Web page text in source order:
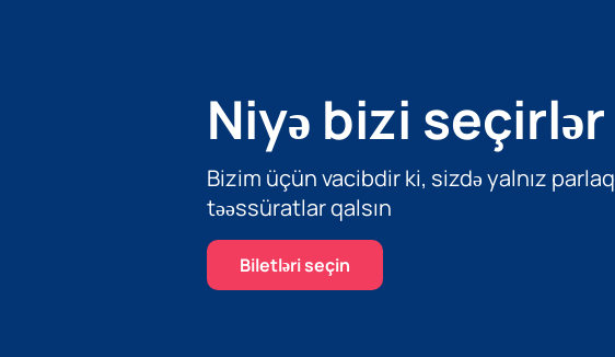
Niyə bizi seçirlər
Bizim üçün vacibdir ki, sizdə yalnız parlaq
təəssüratlar qalsın
Biletləri seçin